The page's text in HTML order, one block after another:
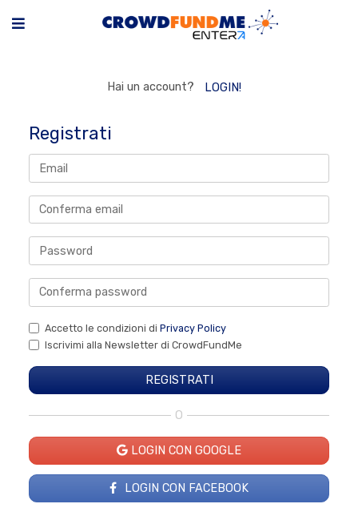
Hai un account? LOGIN!
Registrati
Accetto le condizioni di Privacy Policy
Iscrivimi alla Newsletter di CrowdFundMe
O
LOGIN CON GOOGLE
LOGIN CON FACEBOOK